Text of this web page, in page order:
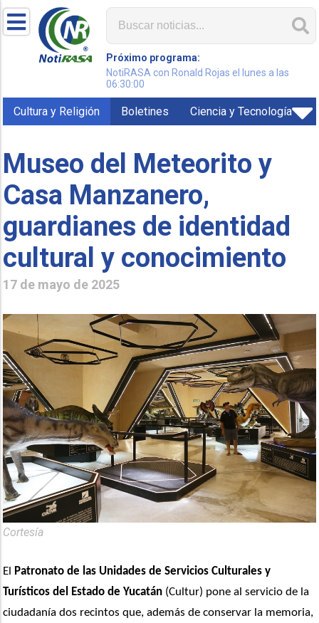
Próximo programa:
NotiRASA con Ronald Rojas el lunes a las
06:30:00
Cultura y Religión Boletines Ciencia y Tecnología
Museo del Meteorito y
Casa Manzanero,
guardianes de identidad
cultural y conocimiento
17 de mayo de 2025
Cortesía
El
Patronato de las Unidades de Servicios Culturales y
Turísticos del Estado de Yucatán (Cultur) pone al servicio de la
ciudadanía dos recintos que, además de conservar la memoria,